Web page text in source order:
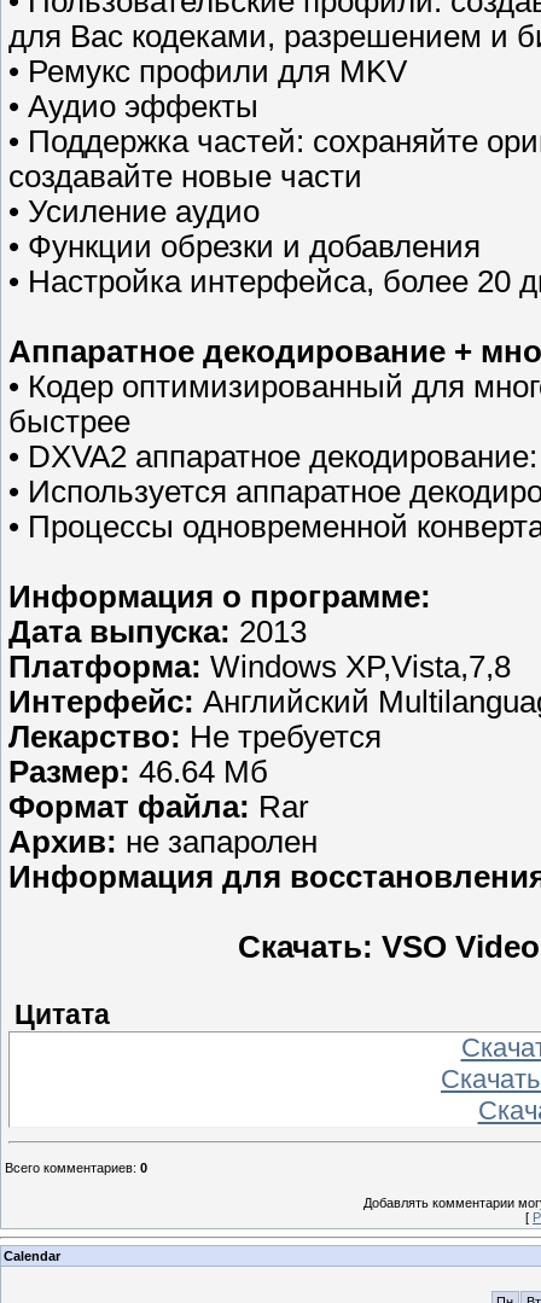
для Вас кодеками, разрешением и
• Ремукс профили для MKV
• Аудио эффекты
• Поддержка частей: сохраняйте
создавайте новые части
• Усиление аудио
• Функции обрезки и добавления
• Настройка интерфейса, более 20
Аппаратное декодирование +
• Кодер оптимизированный для
быстрее
• DXVA2 аппаратное
• Используется аппаратное
• Процессы одновременной
Информация о программе:
Дата выпуска: 2013
Платформа: Windows XP,Vista,7,8
Интерфейс: Английский
Лекарство: Не требуется
Размер: 46.64 Mб
Формат файла: Rar
Aрхив: не запаролен
Информация для
Скачать: VSO
Цитата
Всего комментариев: 0
Добавлять комментарии
[
Calendar